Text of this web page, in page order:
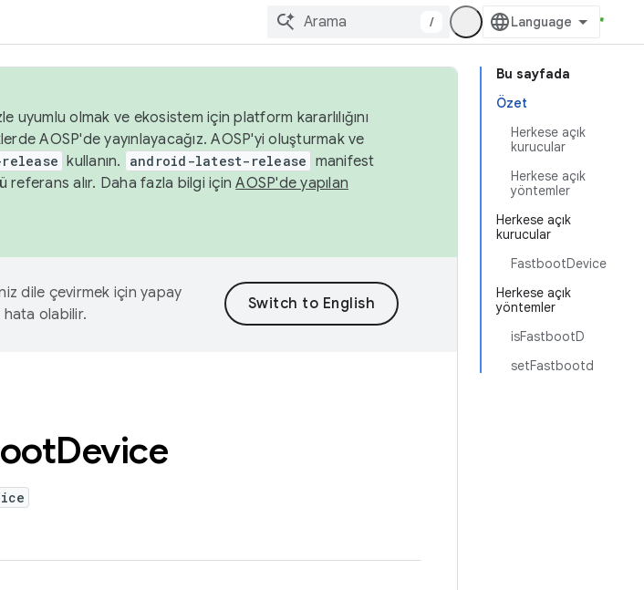
/
Bu sayfada
Özet
Herkese açık
kurucular
Herkese açık
yöntemler
Herkese açık
kurucular
FastbootDevice
Herkese açık
yöntemler
isFastbootD
setFastbootd
olmak ve ekosistem için platform kararlılığını
AOSP'de yayınlayacağız. AOSP'yi oluşturmak ve
kullanın. android-latest-release manifest
referans alır. Daha fazla bilgi içinAOSP'de yapılan
dile çevirmek için yapay
hata olabilir.
Device